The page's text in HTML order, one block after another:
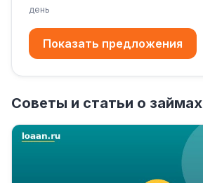
день
Показать предложения
Советы и статьи о займах